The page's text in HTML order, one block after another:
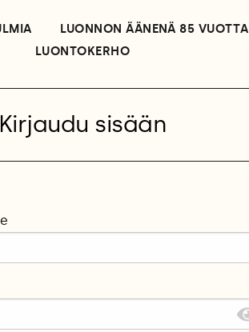
LUONNON ÄÄNENÄ 85 VUOTTA
LUONTOKERHO
Kirjaudu sisään